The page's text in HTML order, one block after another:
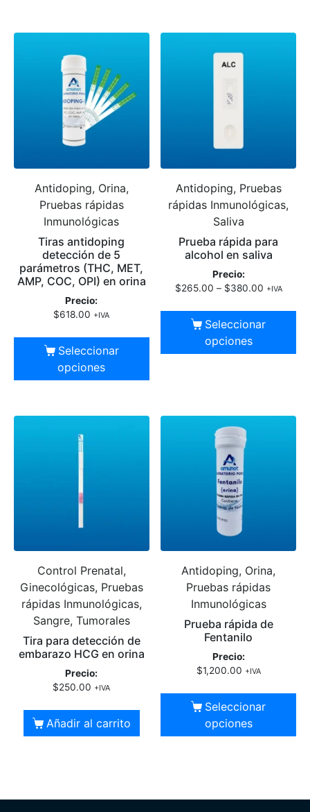
Antidoping, Orina,
Pruebas rápidas
Inmunológicas
Tiras antidoping
detección de 5
parámetros (THC, MET,
AMP, COC, OPI) en orina
Precio:
$618.00 +IVA
Seleccionar
opciones
Antidoping, Pruebas
rápidas Inmunológicas,
Saliva
Prueba rápida para
alcohol en saliva
Precio:
$265.00 – $380.00 +IVA
Seleccionar
opciones
Control Prenatal,
Ginecológicas, Pruebas
rápidas Inmunológicas,
Sangre, Tumorales
Tira para detección de
embarazo HCG en orina
Precio:
$250.00 +IVA
Añadir al carrito
Antidoping, Orina,
Pruebas rápidas
Inmunológicas
Prueba rápida de
Fentanilo
Precio:
$1,200.00 +IVA
Seleccionar
opciones